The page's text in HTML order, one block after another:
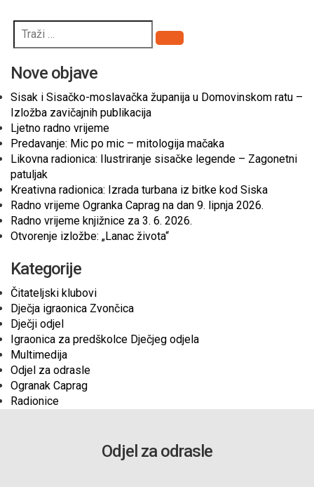
Pretraži
Nove objave
Sisak i Sisačko-moslavačka županija u Domovinskom ratu –
Izložba zavičajnih publikacija
Ljetno radno vrijeme
Predavanje: Mic po mic – mitologija mačaka
Likovna radionica: Ilustriranje sisačke legende – Zagonetni
patuljak
Kreativna radionica: Izrada turbana iz bitke kod Siska
Radno vrijeme Ogranka Caprag na dan 9. lipnja 2026.
Radno vrijeme knjižnice za 3. 6. 2026.
Otvorenje izložbe: „Lanac života“
Kategorije
Čitateljski klubovi
Dječja igraonica Zvončica
Dječji odjel
Igraonica za predškolce Dječjeg odjela
Multimedija
Odjel za odrasle
Ogranak Caprag
Radionice
Odjel za odrasle